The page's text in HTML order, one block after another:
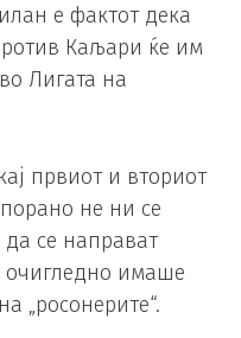
е фактот дека
Каљари ќе им
Лигата на
првиот и вториот
не ни се
се направат
очигледно имаше
„росонерите“.